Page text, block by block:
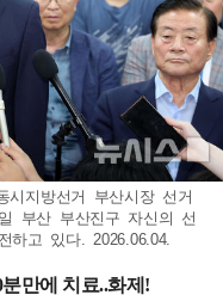
시지방선거 부산시장 선거
부산 부산진구 자신의 선
하고 있다. 2026.06.04.